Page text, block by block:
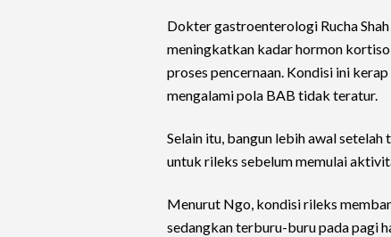
Dokter gastroenterologi Rucha
meningkatkan kadar hormon
proses pencernaan. Kondisi ini
mengalami pola BAB tidak teratur.
Selain itu, bangun lebih awal
untuk rileks sebelum memulai
Menurut Ngo, kondisi rileks
sedangkan terburu-buru pada pagi